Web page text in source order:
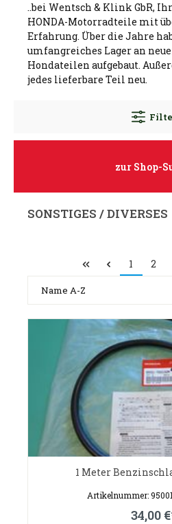
..bei Wentsch & Klink GbR,
HONDA-Motorradteile mit
Erfahrung. Über die Jahre
umfangreiches Lager an
Hondateilen aufgebaut.
jedes lieferbare Teil neu.
zur Shop-
SONSTIGES / DIVERSES
1 2
1 Meter
Artikelnummer:
34,00